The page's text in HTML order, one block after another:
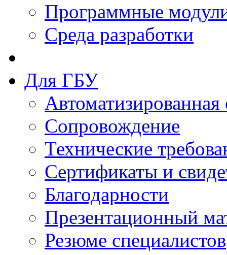
Программные
Среда разработки
Для ГБУ
Сопровождение
Технические
Сертификаты и
Благодарности
Презентационный
Резюме специалистов